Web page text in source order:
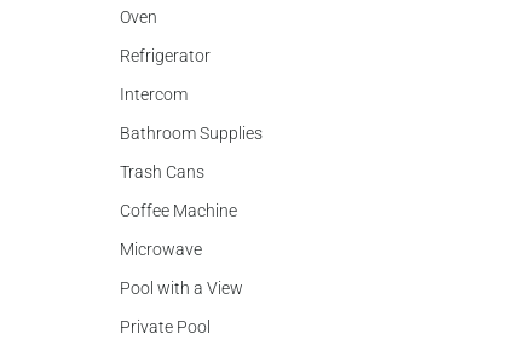
Oven
Refrigerator
Intercom
Bathroom Supplies
Trash Cans
Coffee Machine
Microwave
Pool with a View
Private Pool